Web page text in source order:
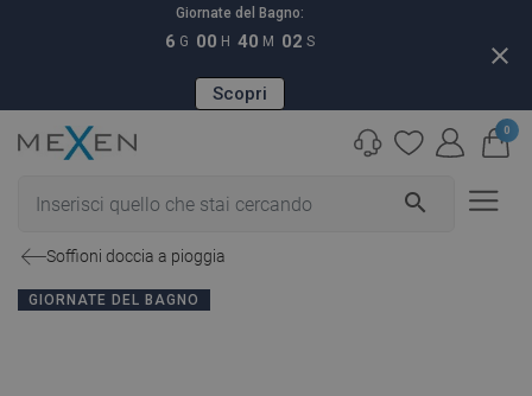
Giornate del Bagno:
6 G 00 H 40 M 01 S
Scopri
close
search
0
Soffioni doccia a pioggia
GIORNATE DEL BAGNO